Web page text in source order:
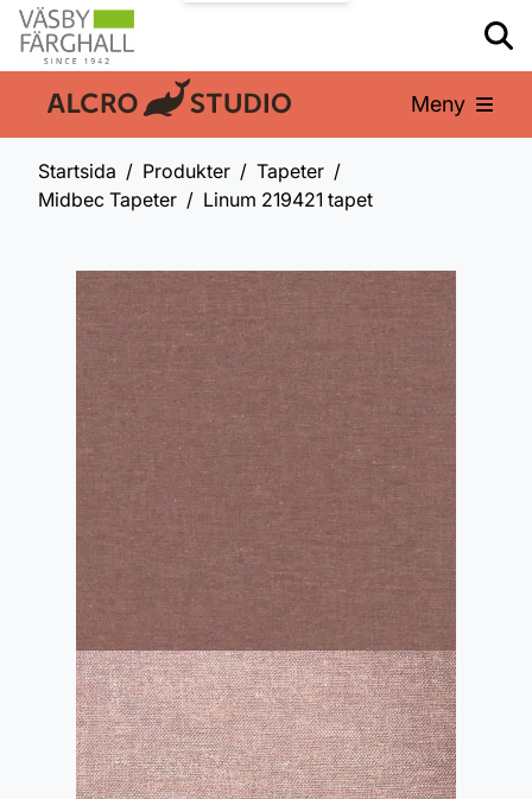
En del av: Meny
Startsida Produkter
Tapeter
Midbec Tapeter
Linum 219421 tapet